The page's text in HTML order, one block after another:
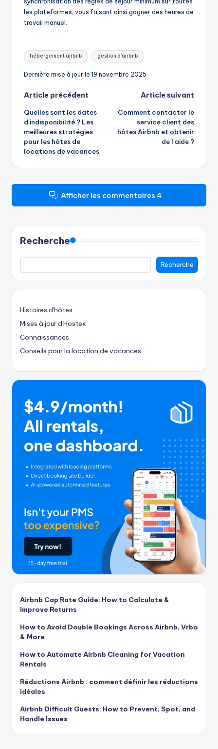
les plateformes, vous faisant ainsi gagner des heures de
travail manuel.
Mots
clés:
hébergement airbnb gestion d'airbnb
Dernière mise à jour le 19 novembre 2025
Navigation
des
articles
Article précédent
Quelles sont les dates
d'indisponibilité ? Les
meilleures stratégies
pour les hôtes de
locations de vacances
Article suivant
Comment contacter le
service client des
hôtes Airbnb et obtenir
de l'aide ?
Afficher les commentaires 4
Recherche
Recherche
Histoires d'hôtes
Mises à jour d'Hostex
Connaissances
Conseils pour la location de vacances
Airbnb Cap Rate Guide: How to Calculate &
Improve Returns
How to Avoid Double Bookings Across Airbnb, Vrbo
& More
How to Automate Airbnb Cleaning for Vacation
Rentals
Réductions Airbnb : comment définir les réductions
idéales
Airbnb Difficult Guests: How to Prevent, Spot, and
Handle Issues